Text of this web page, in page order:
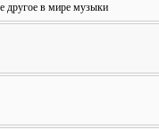
в мире музыки